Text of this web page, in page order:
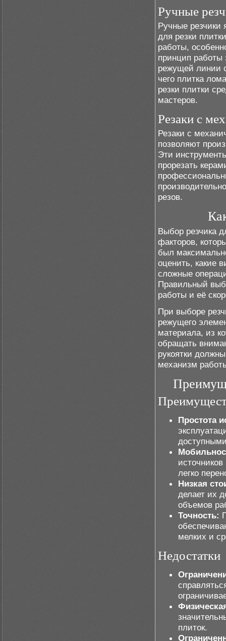
Ручные
Ручные резчики
для резки
работы,
принцип работы
режущей линии
чего плитка
резки плитки
мастеров.
Резаки с
Резаки с
позволяют
Эти
прорезать
резов.
Выбор резчика
факторов,
был
оценить, какие
сложные
Правильный
работы и её
При выборе
режущего
материала, из
обращать
рукоятки
механизм
Простота
легко
Низкая
делает их
объемов
Точность:
мелких и
Недостатки
плиток.